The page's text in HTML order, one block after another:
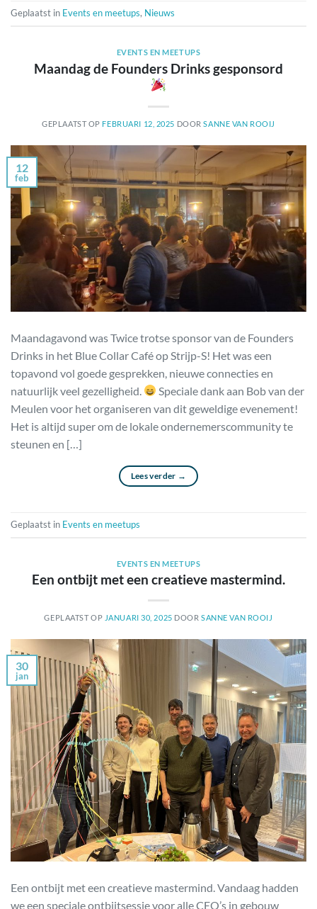
Geplaatst in Events en meetups, Nieuws
EVENTS EN MEETUPS
Maandag de Founders Drinks gesponsord
GEPLAATST OP FEBRUARI 12, 2025 DOORSANNE VAN ROOIJ
12
feb
Maandagavond was Twice trotse sponsor van de Founders
Drinks in het Blue Collar Café op Strijp-S! Het was een
topavond vol goede gesprekken, nieuwe connecties en
natuurlijk veel gezelligheid.
Speciale dank aan Bob van der
Meulen voor het organiseren van dit geweldige evenement!
Het is altijd super om de lokale ondernemerscommunity te
steunen en […]
Lees verder →
Geplaatst in Events en meetups
EVENTS EN MEETUPS
Een ontbijt met een creatieve mastermind.
GEPLAATST OP JANUARI 30, 2025 DOORSANNE VAN ROOIJ
30
jan
Een ontbijt met een creatieve mastermind. Vandaag hadden
we een speciale ontbijtsessie voor alle CEO’s in gebouw